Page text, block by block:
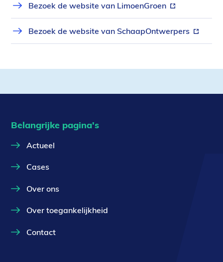
Bezoek de website van LimoenGroen (externe
link)
Bezoek de website van SchaapOntwerpers (externe
link)
Belangrijke pagina's
Actueel
Cases
Over ons
Over toegankelijkheid
Contact